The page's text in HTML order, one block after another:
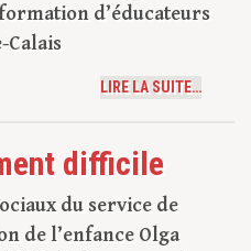
d’éducateurs
Calais
LIRE LA SUITE…
difficile
du service de
de l’enfance Olga